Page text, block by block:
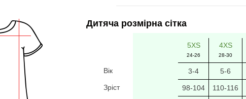
Дитяча розмірна сітка
5XS
24-26
4XS
28-30
Вік 3-4 5-6
Зріст
98-104 110-116